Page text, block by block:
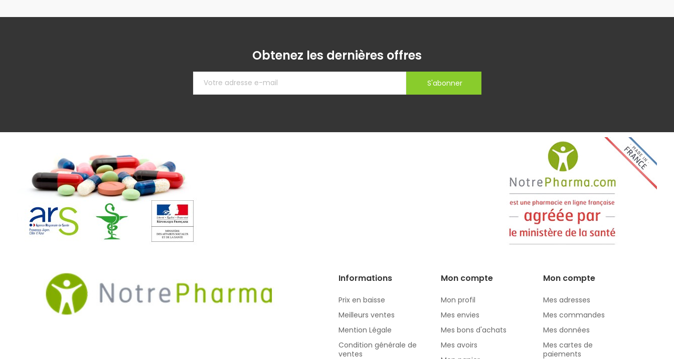
Obtenez les dernières offres
S'abonner
Informations
Prix en baisse
Meilleurs ventes
Mention Légale
Condition générale de
ventes
Mon compte
Mon profil
Mes envies
Mes bons d'achats
Mes avoirs
Mon compte
Mes adresses
Mes commandes
Mes données
Mes cartes de
paiements